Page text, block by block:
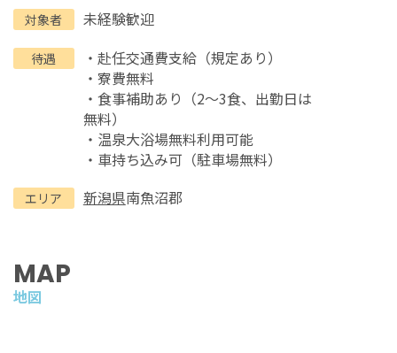
対象者 未経験歓迎
待遇
・赴任交通費支給（規定あり）
・寮費無料
・食事補助あり（2～3食、出勤日は
無料）
・温泉大浴場無料利用可能
・車持ち込み可（駐車場無料）
エリア 新潟県南魚沼郡
MAP
地図